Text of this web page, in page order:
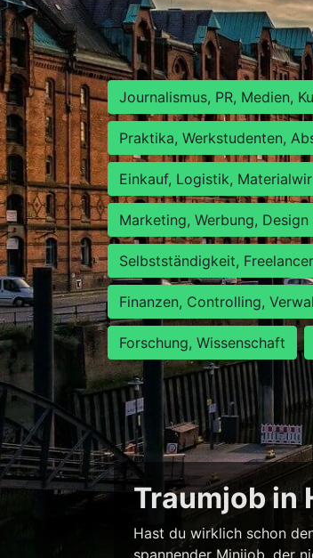
Journalismus, PR, Medien,
Praktika, Werkstudenten,
Einkauf, Logistik,
Marketing, Werbung, Design
Selbstständigkeit,
Finanzen, Controlling,
Forschung, Wissenschaft
Traumjob in
Hast du wirklich schon